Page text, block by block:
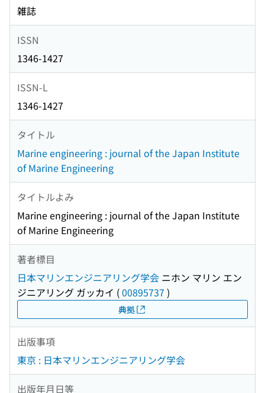
雑誌
ISSN
1346-1427
ISSN-L
1346-1427
タイトル
Marine engineering : journal of the Japan Institute
of Marine Engineering
タイトルよみ
Marine engineering : journal of the Japan Institute
of Marine Engineering
著者標目
日本マリンエンジニアリング学会 ニホン マリン エン
ジニアリング ガッカイ (00895737 )
典拠
出版事項
東京 : 日本マリンエンジニアリング学会
出版年月日等